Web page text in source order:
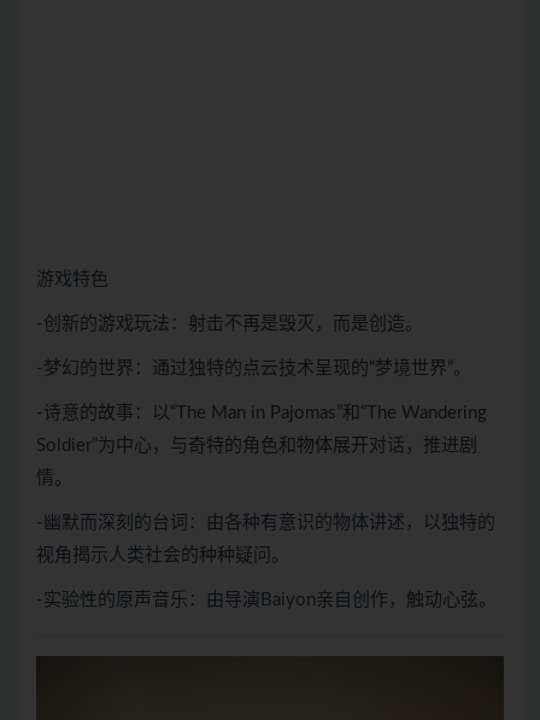
游戏特色
-创新的游戏玩法：射击不再是毁灭，而是创造。
-梦幻的世界：通过独特的点云技术呈现的“梦境世界”。
-诗意的故事：以“The Man in Pajomas”和“The Wandering
Soldier”为中心，与奇特的角色和物体展开对话，推进剧
情。
-幽默而深刻的台词：由各种有意识的物体讲述，以独特的
视角揭示人类社会的种种疑问。
-实验性的原声音乐：由导演Baiyon亲自创作，触动心弦。